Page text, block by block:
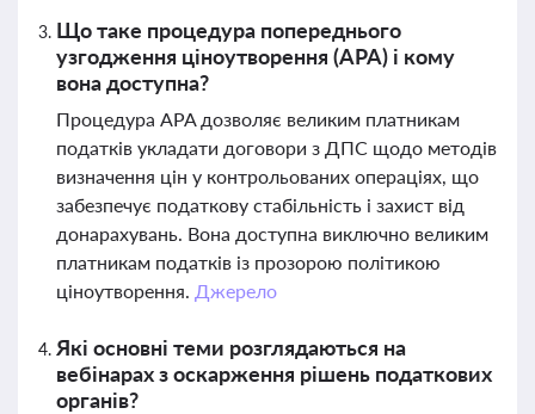
Що таке процедура попереднього
узгодження ціноутворення (APA) і кому
вона доступна?
Процедура APA дозволяє великим платникам
податків укладати договори з ДПС щодо методів
визначення цін у контрольованих операціях, що
забезпечує податкову стабільність і захист від
донарахувань. Вона доступна виключно великим
платникам податків із прозорою політикою
ціноутворення. Джерело
Які основні теми розглядаються на
вебінарах з оскарження рішень податкових
органів?